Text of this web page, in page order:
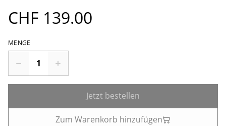
CHF 139.00
MENGE
Jetzt bestellen
Zum Warenkorb hinzufügen